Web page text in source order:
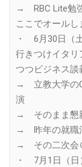
→ RBC Lite勉
ここでオールし
・ 6月30日（土
行きつけイタリ
つつビジネス談
→ 立教大学の
演
→ そのまま懇
→ 昨年の就職
→ その二次会
・ 7月1日（日